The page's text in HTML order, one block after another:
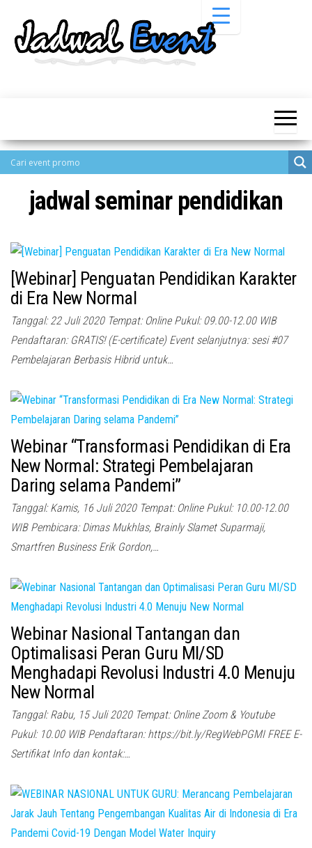
Pameran,
Promo
Terbaru
Pameran,
Seminar,
Bazaar,
Workshop,
Job Fair,
Lomba dll.
jadwal seminar pendidikan
[Webinar] Penguatan Pendidikan Karakter
di Era New Normal
Tanggal: 22 Juli 2020 Tempat: Online Pukul: 09.00-12.00 WIB
Pendaftaran: GRATIS! (E-certificate) Event selanjutnya: sesi #07
Pembelajaran Berbasis Hibrid untuk…
Webinar “Transformasi Pendidikan di Era
New Normal: Strategi Pembelajaran
Daring selama Pandemi”
Tanggal: Kamis, 16 Juli 2020 Tempat: Online Pukul: 10.00-12.00
WIB Pembicara: Dimas Mukhlas, Brainly Slamet Suparmaji,
Smartfren Business Erik Gordon,…
Webinar Nasional Tantangan dan
Optimalisasi Peran Guru MI/SD
Menghadapi Revolusi Industri 4.0 Menuju
New Normal
Tanggal: Rabu, 15 Juli 2020 Tempat: Online Zoom & Youtube
Pukul: 10.00 WIB Pendaftaran: https://bit.ly/RegWebPGMI FREE E-
Sertifikat Info dan kontak:…